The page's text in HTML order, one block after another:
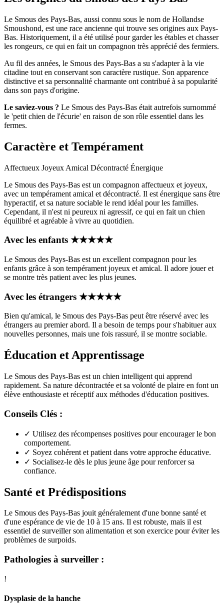
Le Smous des Pays-Bas, aussi connu sous le nom de Hollandse
Smoushond, est une race ancienne qui trouve ses origines aux Pays-
Bas. Historiquement, il a été utilisé pour garder les étables et chasser
les rongeurs, ce qui en fait un compagnon très apprécié des fermiers.
Au fil des années, le Smous des Pays-Bas a su s'adapter à la vie
citadine tout en conservant son caractère rustique. Son apparence
distinctive et sa personnalité charmante ont contribué à sa popularité
dans son pays d'origine.
Le saviez-vous ? Le Smous des Pays-Bas était autrefois surnommé
le 'petit chien de l'écurie' en raison de son rôle essentiel dans les
fermes.
Caractère et Tempérament
Affectueux Joyeux Amical Décontracté Énergique
Le Smous des Pays-Bas est un compagnon affectueux et joyeux,
avec un tempérament amical et décontracté. Il est énergique sans être
hyperactif, et sa nature sociable le rend idéal pour les familles.
Cependant, il n'est ni peureux ni agressif, ce qui en fait un chien
équilibré et agréable à vivre au quotidien.
Avec les enfants ★★★★★
Le Smous des Pays-Bas est un excellent compagnon pour les
enfants grâce à son tempérament joyeux et amical. Il adore jouer et
se montre très patient avec les plus jeunes.
Avec les étrangers ★★★★★
Bien qu'amical, le Smous des Pays-Bas peut être réservé avec les
étrangers au premier abord. Il a besoin de temps pour s'habituer aux
nouvelles personnes, mais une fois rassuré, il se montre sociable.
Éducation et Apprentissage
Le Smous des Pays-Bas est un chien intelligent qui apprend
rapidement. Sa nature décontractée et sa volonté de plaire en font un
élève enthousiaste et réceptif aux méthodes d'éducation positives.
Conseils Clés :
✓ Utilisez des récompenses positives pour encourager le bon
comportement.
✓ Soyez cohérent et patient dans votre approche éducative.
✓ Socialisez-le dès le plus jeune âge pour renforcer sa
confiance.
Santé et Prédispositions
Le Smous des Pays-Bas jouit généralement d'une bonne santé et
d'une espérance de vie de 10 à 15 ans. Il est robuste, mais il est
essentiel de surveiller son alimentation et son exercice pour éviter les
problèmes de surpoids.
Pathologies à surveiller :
!
Dysplasie de la hanche